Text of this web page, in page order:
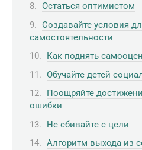
Остаться оптимистом
Создавайте условия
самостоятельности
Как поднять
Обучайте детей
Поощряйте
ошибки
Не сбивайте с цели
Алгоритм выхода из